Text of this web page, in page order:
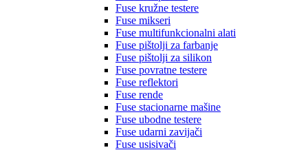
Fuse kružne testere
Fuse mikseri
Fuse multifunkcionalni alati
Fuse pištolji za farbanje
Fuse pištolji za silikon
Fuse povratne testere
Fuse reflektori
Fuse rende
Fuse stacionarne mašine
Fuse ubodne testere
Fuse udarni zavijači
Fuse usisivači